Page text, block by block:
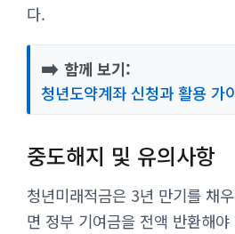
다.
➡️ 함께 보기:
청년도약계좌 신청과 활용 가
중도해지 및 유의사항
청년미래적금은 3년 만기를 채
면 정부 기여금을 전액 반환해